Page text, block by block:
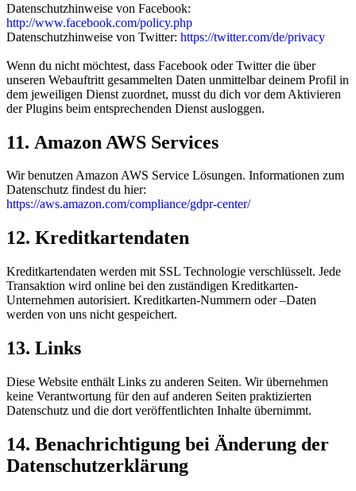
Datenschutzhinweise von Facebook:
http://www.facebook.com/policy.php
Datenschutzhinweise von Twitter: https://twitter.com/de/privacy
Wenn du nicht möchtest, dass Facebook oder Twitter die über
unseren Webauftritt gesammelten Daten unmittelbar deinem Profil in
dem jeweiligen Dienst zuordnet, musst du dich vor dem Aktivieren
der Plugins beim entsprechenden Dienst ausloggen.
11. Amazon AWS Services
Wir benutzen Amazon AWS Service Lösungen. Informationen zum
Datenschutz findest du hier:
https://aws.amazon.com/compliance/gdpr-center/
12. Kreditkartendaten
Kreditkartendaten werden mit SSL Technologie verschlüsselt. Jede
Transaktion wird online bei den zuständigen Kreditkarten-
Unternehmen autorisiert. Kreditkarten-Nummern oder –Daten
werden von uns nicht gespeichert.
13. Links
Diese Website enthält Links zu anderen Seiten. Wir übernehmen
keine Verantwortung für den auf anderen Seiten praktizierten
Datenschutz und die dort veröffentlichten Inhalte übernimmt.
14. Benachrichtigung bei Änderung der
Datenschutzerklärung